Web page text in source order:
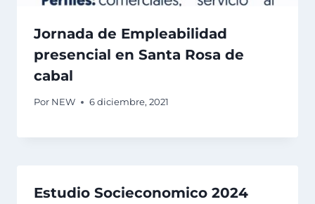
Jornada de Empleabilidad
presencial en Santa Rosa de
cabal
Por NEW 6 diciembre, 2021
Estudio Socieconomico 2024